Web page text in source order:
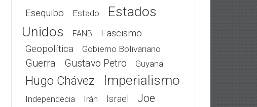
Esequibo Estado
Estados
Unidos
FANB Fascismo
Geopolítica Gobierno Bolivariano
Guerra Gustavo Petro Guyana
Hugo Chávez Imperialismo
Independecia Irán Israel
Joe